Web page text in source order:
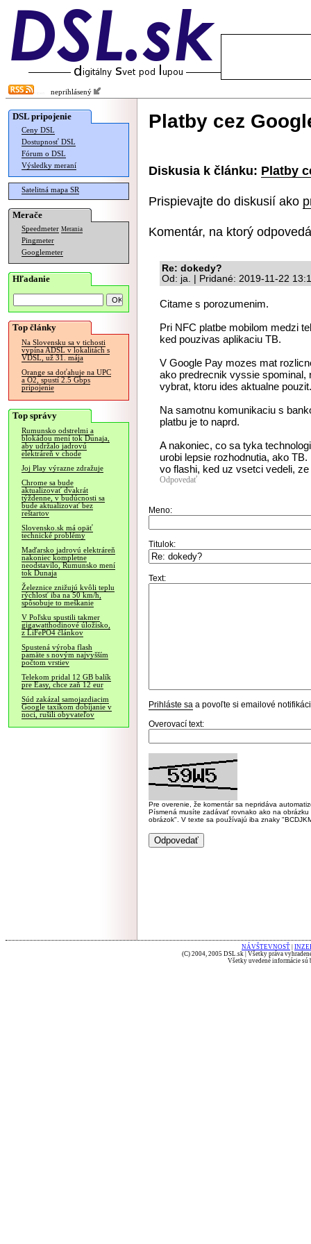
neprihlásený
DSL pripojenie
Ceny DSL
Dostupnosť DSL
Fórum o DSL
Výsledky meraní
Satelitná mapa SR
Merače
Speedmeter Merania
Pingmeter
Googlemeter
Hľadanie
Top články
Na Slovensku sa v tichosti
vypína ADSL v lokalitách s
VDSL, už 31. mája
Orange sa doťahuje na UPC
a O2, spustí 2.5 Gbps
pripojenie
Top správy
Rumunsko odstrelmi a
blokádou mení tok Dunaja,
aby udržalo jadrovú
elektráreň v chode
Joj Play výrazne zdražuje
Chrome sa bude
aktualizovať dvakrát
týždenne, v budúcnosti sa
bude aktualizovať bez
reštartov
Slovensko.sk má opäť
technické problémy
Maďarsko jadrovú elektráreň
nakoniec kompletne
neodstavilo, Rumunsko mení
tok Dunaja
Železnice znižujú kvôli teplu
rýchlosť iba na 50 km/h,
spôsobuje to meškanie
V Poľsku spustili takmer
gigawatthodinové úložisko,
z LiFePO4 článkov
Spustená výroba flash
pamäte s novým najvyšším
počtom vrstiev
Telekom pridal 12 GB balík
pre Easy, chce zaň 12 eur
Súd zakázal samojazdiacim
Google taxíkom dobíjanie v
noci, rušili obyvateľov
Platby cez
Diskusia k článku: Platby
Prispievajte do diskusií ako
Komentár, na ktorý
Re: dokedy?
Od: ja. | Pridané: 2019-11-22
Citame s porozumenim.
Pri NFC platbe mobilom medzi
ked pouzivas aplikaciu TB.
V Google Pay mozes mat
ako predrecnik vyssie spominal,
vybrat, ktoru ides aktualne
Na samotnu komunikaciu s
platbu je to naprd.
A nakoniec, co sa tyka
urobi lepsie rozhodnutia, ako
vo flashi, ked uz vsetci vedeli,
Odpovedať
Meno:
Titulok:
Text:
Prihláste sa a povoľte si emailové
Overovací text:
Pre overenie, že komentár sa nepridáva
Písmená musíte zadávať rovnako ako na
obrázok". V texte sa používajú iba znaky
NÁVŠTEVNOSŤ
(C) 2004, 2005 DSL.sk | Všetky práva
Všetky uvedené informácie sú